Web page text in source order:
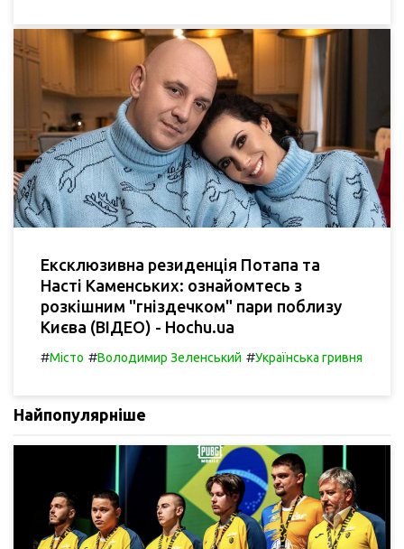
Ексклюзивна резиденція Потапа та
Насті Каменських: ознайомтесь з
розкішним "гніздечком" пари поблизу
Києва (ВІДЕО) - Hochu.ua
#Місто #Володимир Зеленський #Українська гривня
Найпопулярніше